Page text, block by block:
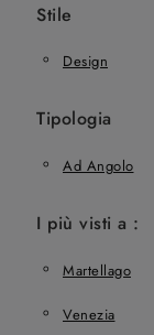
Stile
Design
Tipologia
Ad Angolo
I più visti a :
Martellago
Venezia